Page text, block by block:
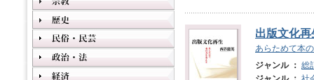
出版文化再
あらためて本
ジャンル ： 総